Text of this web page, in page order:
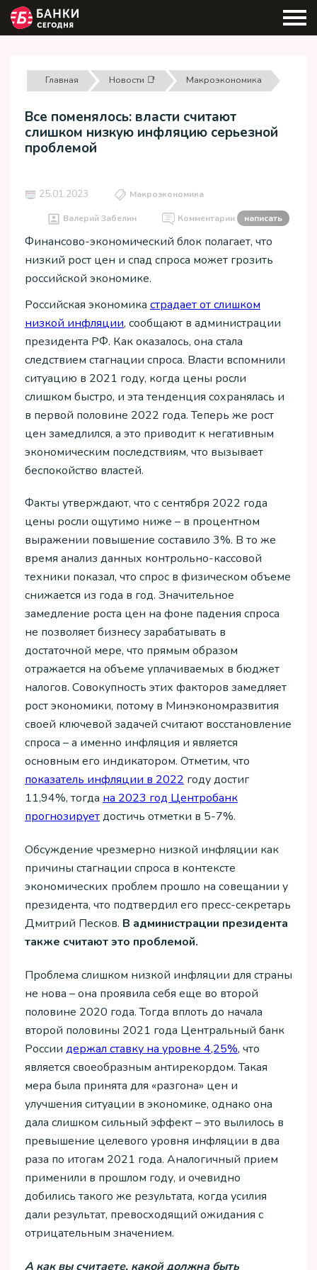
Главная Новости 📑 Макроэкономика
Все поменялось: власти считают
слишком низкую инфляцию серьезной
проблемой
25.01.2023 Макроэкономика
Валерий Забелин Комментарии написать
Финансово-экономический блок полагает, что
низкий рост цен и спад спроса может грозить
российской экономике.
Российская экономика страдает от слишком
низкой инфляции, сообщают в администрации
президента РФ. Как оказалось, она стала
следствием стагнации спроса. Власти вспомнили
ситуацию в 2021 году, когда цены росли
слишком быстро, и эта тенденция сохранялась и
в первой половине 2022 года. Теперь же рост
цен замедлился, а это приводит к негативным
экономическим последствиям, что вызывает
беспокойство властей.
Факты утверждают, что с сентября 2022 года
цены росли ощутимо ниже – в процентном
выражении повышение составило 3%. В то же
время анализ данных контрольно-кассовой
техники показал, что спрос в физическом объеме
снижается из года в год. Значительное
замедление роста цен на фоне падения спроса
не позволяет бизнесу зарабатывать в
достаточной мере, что прямым образом
отражается на объеме уплачиваемых в бюджет
налогов. Совокупность этих факторов замедляет
рост экономики, потому в Минэкономразвития
своей ключевой задачей считают восстановление
спроса – а именно инфляция и является
основным его индикатором. Отметим, что
показатель инфляции в 2022 году достиг
11,94%, тогда на 2023 год Центробанк
прогнозируетдостичь отметки в 5-7%.
Обсуждение чрезмерно низкой инфляции как
причины стагнации спроса в контексте
экономических проблем прошло на совещании у
президента, что подтвердил его пресс-секретарь
Дмитрий Песков. В администрации президента
также считают это проблемой.
Проблема слишком низкой инфляции для страны
не нова – она проявила себя еще во второй
половине 2020 года. Тогда вплоть до начала
второй половины 2021 года Центральный банк
России держал ставку на уровне 4,25%, что
является своеобразным антирекордом. Такая
мера была принята для «разгона» цен и
улучшения ситуации в экономике, однако она
дала слишком сильный эффект – это вылилось в
превышение целевого уровня инфляции в два
раза по итогам 2021 года. Аналогичный прием
применили в прошлом году, и очевидно
добились такого же результата, когда усилия
дали результат, превосходящий ожидания с
отрицательным значением.
А как вы считаете, какой должна быть